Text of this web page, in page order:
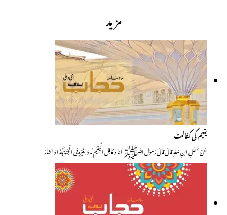
مزید
یتیم کی کفالت
عَنْ سَھْلِ ابنِ سَعْدٍ قاَلَ قاَلَ رَسُوْلُ اللّٰہِﷺ اَناَ وَ کاَفِلُ الْیَتِیْمِ لَہٗ وَ لِغَیْرِہٖ فِی الْجَنّۃِ ہٰکَذَا وَ اَشاَرَ…